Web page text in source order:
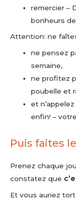
remercier –
bonheurs
Attention: ne
ne pensez
semaine,
ne profitez
poubelle et
et
enfin! –
Puis faites
Prenez chaque
constatez que
Et vous auriez